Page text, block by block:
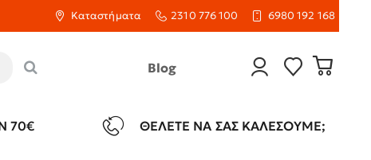
Καταστήματα 2310 776 100 6980 192 168
Blog
70€ ΘΈΛΕΤΕ ΝΑ ΣΑΣ ΚΑΛΈΣΟΥΜΕ;